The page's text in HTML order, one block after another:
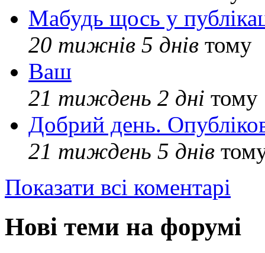
Мабудь щось у
20 тижнів 5 днів тому
Ваш
21 тиждень 2 дні тому
Добрий день.
21 тиждень 5 днів
Показати всі коментарі
Нові теми на форумі